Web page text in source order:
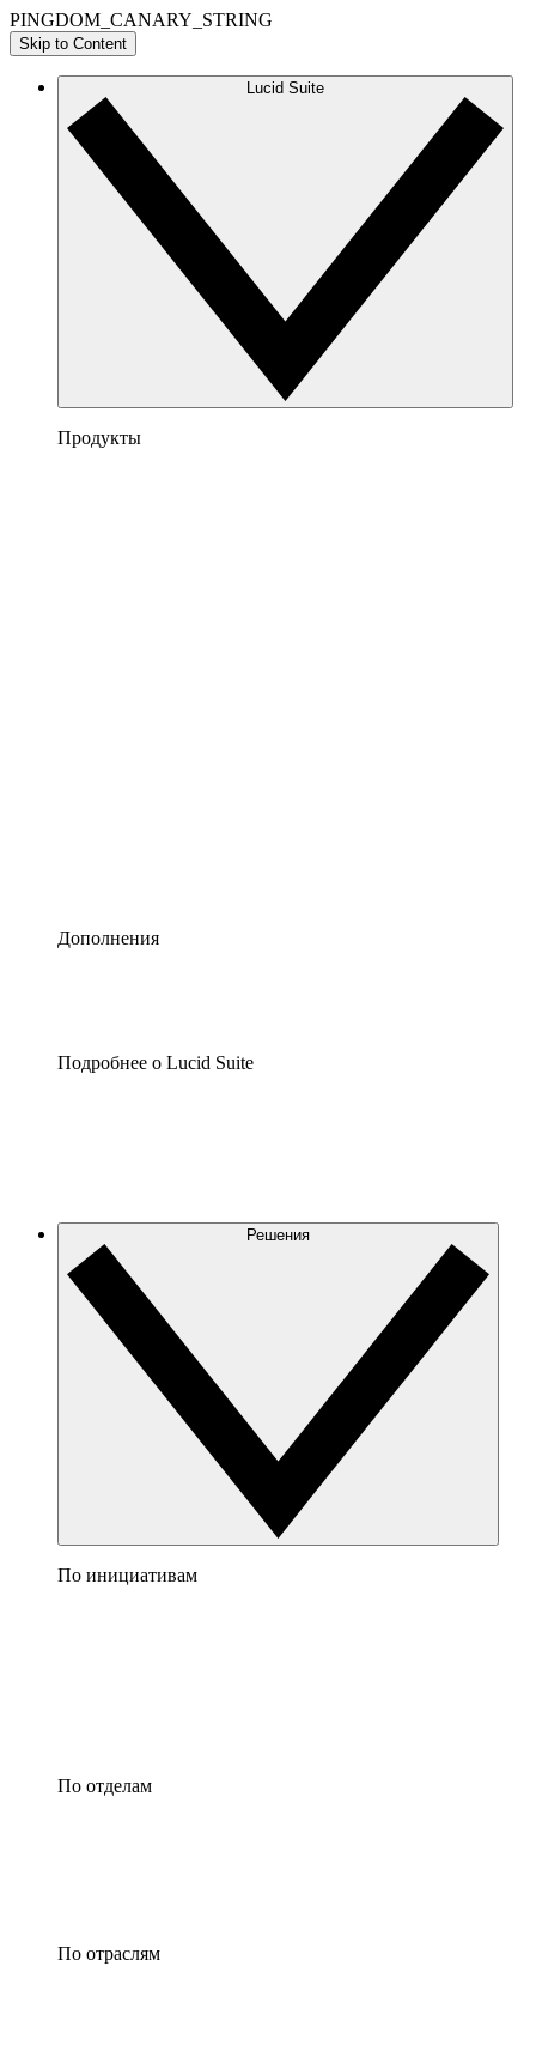
PINGDOM_CANARY_STRING
Skip to Content
Lucid Suite
Продукты
Дополнения
Подробнее о Lucid Suite
Решения
По инициативам
По отделам
По отраслям